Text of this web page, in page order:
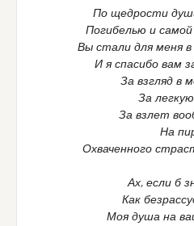
По щедрости
Погибелью и
Вы стали для меня в
И я спасибо вам
За взгляд в
За
За взлет
На
Охваченного
Ах, если б
Как
Моя душа на